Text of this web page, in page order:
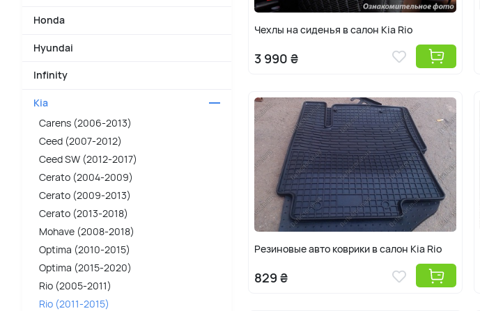
Honda
Hyundai
Infinity
Kia
Carens (2006-2013)
Ceed (2007-2012)
Ceed SW (2012-2017)
Cerato (2004-2009)
Cerato (2009-2013)
Cerato (2013-2018)
Mohave (2008-2018)
Optima (2010-2015)
Optima (2015-2020)
Rio (2005-2011)
Rio (2011-2015)
Чехлы на сиденья в салон Kia Rio
3 990 ₴
Резиновые авто коврики в салон Kia Rio
829 ₴